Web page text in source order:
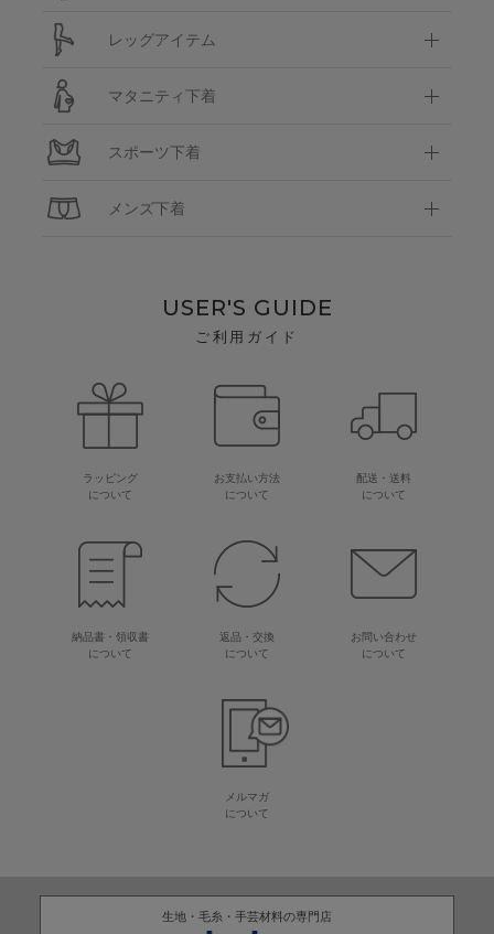
レッグアイテム
マタニティ下着
スポーツ下着
メンズ下着
USER'S GUIDE
ご利用ガイド
ラッピング
について
お支払い方法
について
配送・送料
について
納品書・領収書
について
返品・交換
について
お問い合わせ
について
メルマガ
について
生地・毛糸・手芸材料の専門店